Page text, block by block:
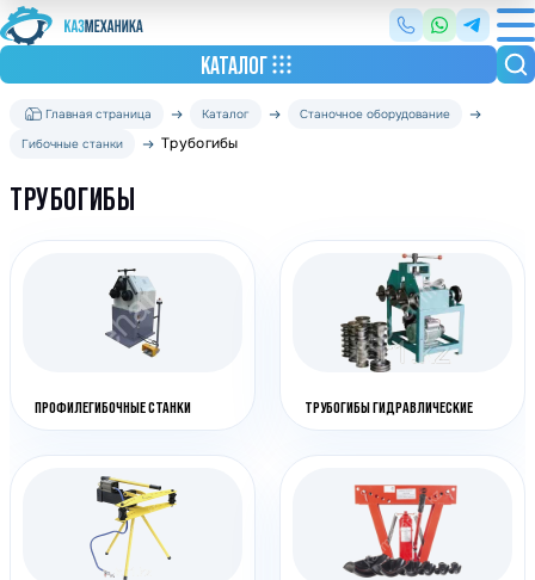
КАТАЛОГ
Главная страница Каталог
Станочное оборудование
Гибочные станки
Трубогибы
ТРУБОГИБЫ
ПРОФИЛЕГИБОЧНЫЕ СТАНКИ ТРУБОГИБЫ ГИДРАВЛИЧЕСКИЕ